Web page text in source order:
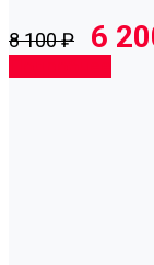
8 100 ₽ 6